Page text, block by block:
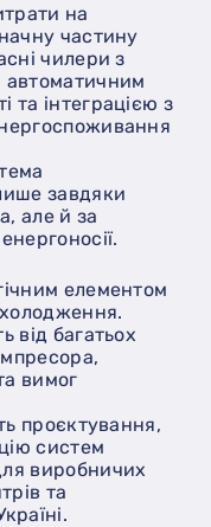
на
частину
чилери з
автоматичним
та інтеграцією з
завдяки
але й за
елементом
від багатьох
вимог
проєктування,
систем
виробничих
та